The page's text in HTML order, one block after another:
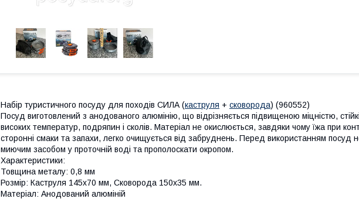
Набір туристичного посуду для походів СИЛА (каструля + сковорода) (960552)
Посуд виготовлений з анодованого алюмінію, що відрізняється підвищеною міцністю,
високих температур, подряпин і сколів. Матеріал не окислюється, завдяки чому їжа при
сторонні смаки та запахи, легко очищується від забруднень. Перед використанням посуд
миючим засобом у проточній воді та прополоскати окропом.
Характеристики:
Товщина металу: 0,8 мм
Розмір: Каструля 145х70 мм, Сковорода 150х35 мм.
Матеріал: Анодований алюміній